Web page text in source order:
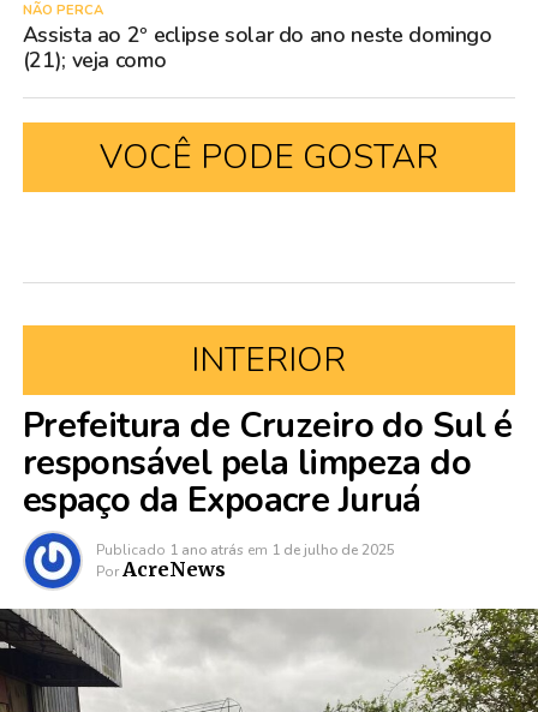
NÃO PERCA
Assista ao 2º eclipse solar do ano neste domingo
(21); veja como
VOCÊ PODE GOSTAR
INTERIOR
Prefeitura de Cruzeiro do Sul é
responsável pela limpeza do
espaço da Expoacre Juruá
Publicado 1 ano atrás em 1 de julho de 2025
Por AcreNews